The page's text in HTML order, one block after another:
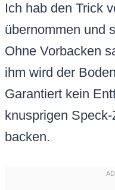
Ich hab den Trick
übernommen und
Ohne Vorbacken
ihm wird der
Garantiert kein
knusprigen
backen.